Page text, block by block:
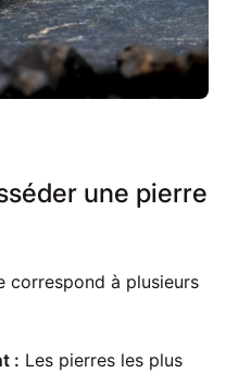
une pierre
correspond à plusieurs
: Les pierres les plus